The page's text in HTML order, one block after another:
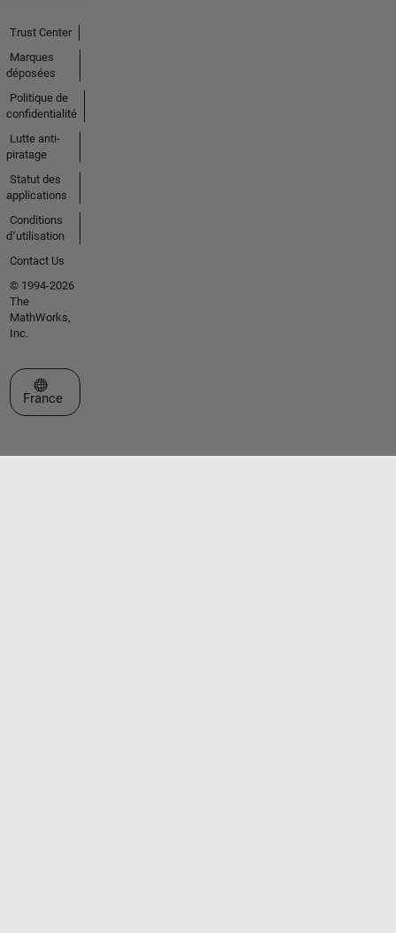
Trust Center
Marques
déposées
Politique de
confidentialité
Lutte anti-
piratage
Statut des
applications
Conditions
d՚utilisation
Contact Us
© 1994-2026
The
MathWorks,
Inc.
Sélectionner un site web
France